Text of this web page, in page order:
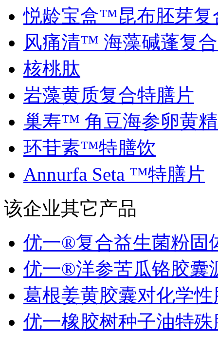
悦龄宝盒™昆布胚芽复
风痛清™ 海藻碱蓬复
核桃肽
岩藻黄质复合特膳片
巢寿™ 角豆海参卵黄
环苷素™特膳饮
Annurfa Seta ™特膳片
该企业其它产品
优一®复合益生菌粉固
优一®洋参苦瓜铬胶囊
葛根姜黄胶囊对化学性
优一橡胶树种子油特殊